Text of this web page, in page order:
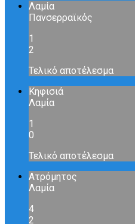
Λαμία
Πανσερραϊκός
1
2
Τελικό αποτέλεσμα
Κηφισιά
Λαμία
1
0
Τελικό αποτέλεσμα
Ατρόμητος
Λαμία
4
2